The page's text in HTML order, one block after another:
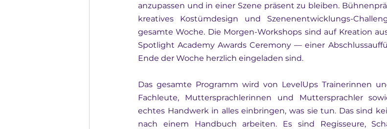
anzupassen und in einer Szene präsent zu bleiben.
kreatives Kostümdesign und Szenenentwicklungs-
gesamte Woche. Die Morgen-Workshops sind auf Kreation
Spotlight Academy Awards Ceremony — einer
Ende der Woche herzlich eingeladen sind.
Das gesamte Programm wird von LevelUps Trainerinnen
Fachleute, Muttersprachlerinnen und Muttersprachler
echtes Handwerk in alles einbringen, was sie tun. Das sind
nach einem Handbuch arbeiten. Es sind Regisseure,